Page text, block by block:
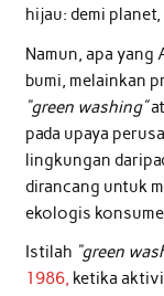
hijau: demi
Namun, apa yang
bumi, melainkan
“green washing”
pada upaya
lingkungan
dirancang untuk
ekologis
Istilah “green
1986, ketika